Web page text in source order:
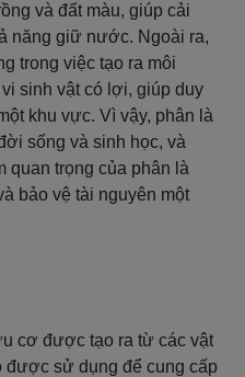
và đất màu, giúp cải
năng giữ nước. Ngoài ra,
trong việc tạo ra môi
sinh vật có lợi, giúp duy
khu vực. Vì vậy, phân là
sống và sinh học, và
quan trọng của phân là
bảo vệ tài nguyên một
cơ được tạo ra từ các vật
được sử dụng để cung cấp